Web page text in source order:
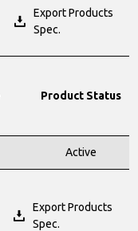
Export Products
Spec.
Product Status
Active
Export Products
Spec.